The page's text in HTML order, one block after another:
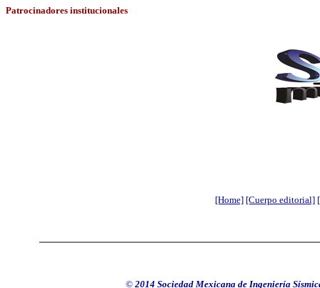
Patrocinadores institucionales
[Home] [Cuerpo editorial]
©2014 Sociedad Mexicana de Ingeniería